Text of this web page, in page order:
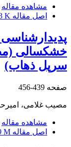
مشاهده مقاله
اصل مقاله K
خشکسالی
سرپل ذهاب)
صفحه 439-456
مصیب غلامی،
مشاهده مقاله
اصل مقاله M